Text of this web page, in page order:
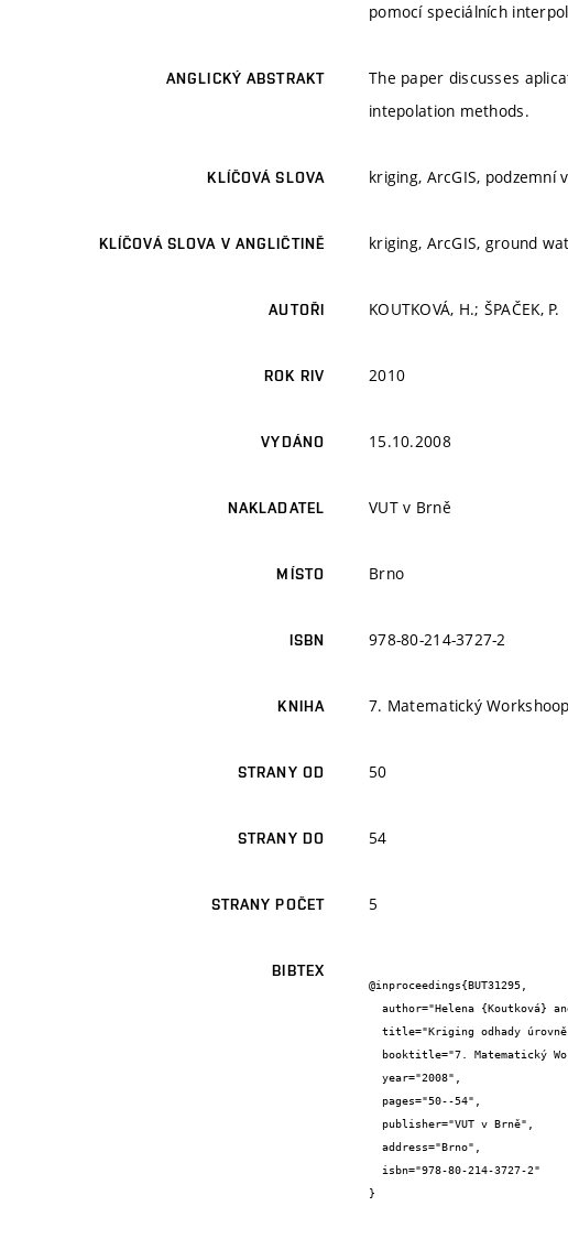
pomocí speciálních
ANGLICKÝ ABSTRAKT
The paper discusses
intepolation methods.
KLÍČOVÁ SLOVA kriging, ArcGIS, podzemní
KLÍČOVÁ SLOVA V ANGLIČTINĚ kriging, ArcGIS, ground
AUTOŘI KOUTKOVÁ, H.; ŠPAČEK, P.
ROK RIV 2010
VYDÁNO 15.10.2008
NAKLADATEL VUT v Brně
MÍSTO Brno
ISBN 978-80-214-3727-2
KNIHA 7. Matematický Workshoop
STRANY OD 50
STRANY DO 54
STRANY POČET 5
BIBTEX
@inproceedings{BUT31295,
}